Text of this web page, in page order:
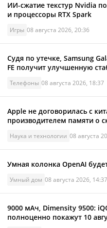
ИИ-сжатие текстур Nvidia
и процессоры RTX Spark
Игры 08 августа 2026, 20:36
Судя по утечке, Samsung
FE получит улучшенную
Телефоны 08 августа 2026, 18:37
Apple не договорилась с
производителем памяти о
Наука и технологии 08 августа
Умная колонка OpenAI
Умный дом 08 августа 2026, 14:37
9000 мАч, Dimensity 9500:
полноценно покажут 10